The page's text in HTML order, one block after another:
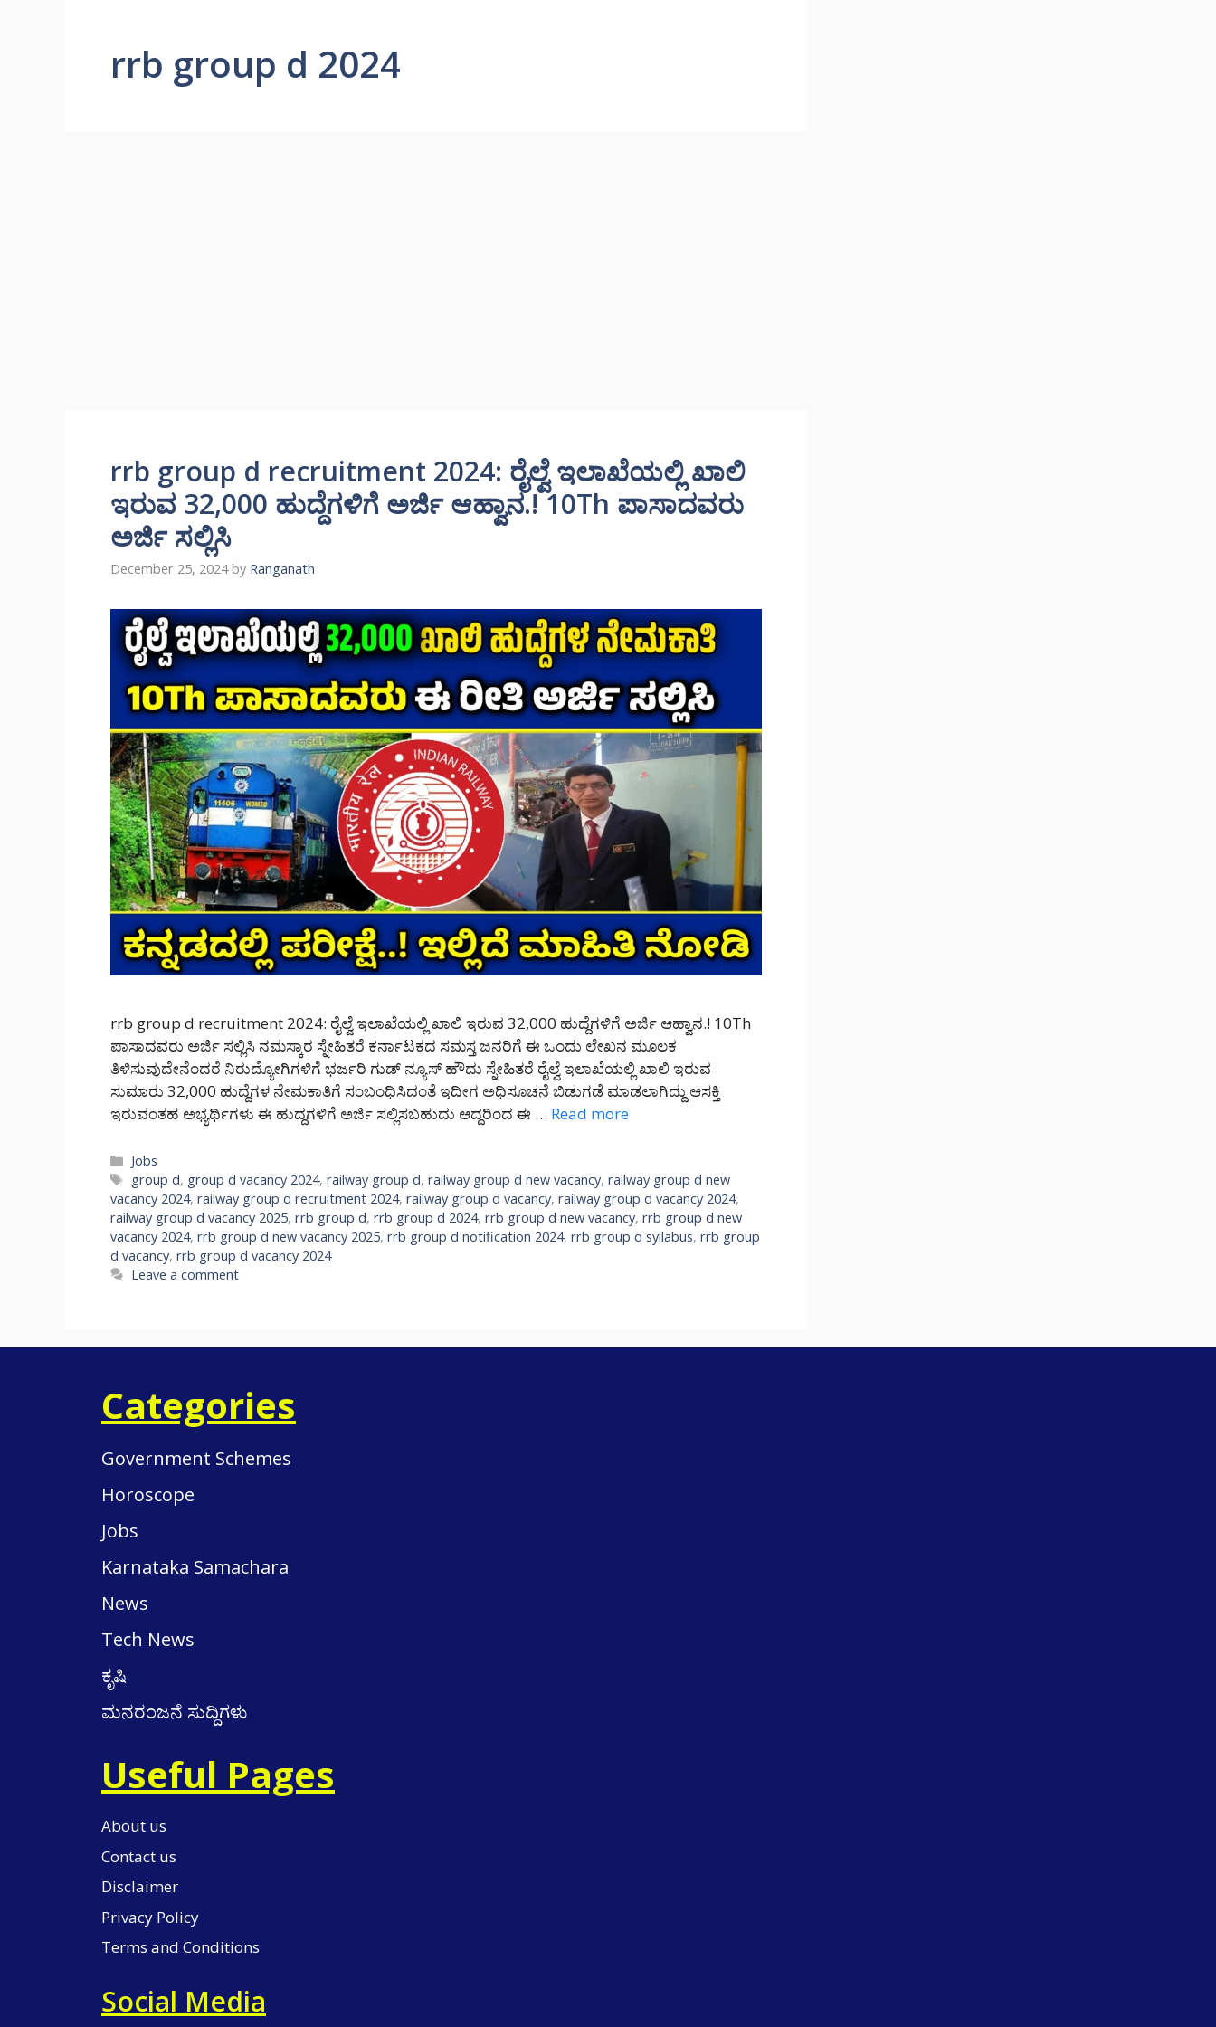
rrb group d 2024
rrb group d recruitment 2024: ರೈಲ್ವೆ ಇಲಾಖೆಯಲ್ಲಿ ಖಾಲಿ
ಇರುವ 32,000 ಹುದ್ದೆಗಳಿಗೆ ಅರ್ಜಿ ಆಹ್ವಾನ.! 10Th ಪಾಸಾದವರು
ಅರ್ಜಿ ಸಲ್ಲಿಸಿ
December 25, 2024 by Ranganath
rrb group d recruitment 2024: ರೈಲ್ವೆ ಇಲಾಖೆಯಲ್ಲಿ ಖಾಲಿ ಇರುವ 32,000 ಹುದ್ದೆಗಳಿಗೆ ಅರ್ಜಿ ಆಹ್ವಾನ.! 10Th
ಪಾಸಾದವರು ಅರ್ಜಿ ಸಲ್ಲಿಸಿ ನಮಸ್ಕಾರ ಸ್ನೇಹಿತರೆ ಕರ್ನಾಟಕದ ಸಮಸ್ತ ಜನರಿಗೆ ಈ ಒಂದು ಲೇಖನ ಮೂಲಕ
ತಿಳಿಸುವುದೇನೆಂದರೆ ನಿರುದ್ಯೋಗಿಗಳಿಗೆ ಭರ್ಜರಿ ಗುಡ್ ನ್ಯೂಸ್ ಹೌದು ಸ್ನೇಹಿತರೆ ರೈಲ್ವೆ ಇಲಾಖೆಯಲ್ಲಿ ಖಾಲಿ ಇರುವ
ಸುಮಾರು 32,000 ಹುದ್ದೆಗಳ ನೇಮಕಾತಿಗೆ ಸಂಬಂಧಿಸಿದಂತೆ ಇದೀಗ ಅಧಿಸೂಚನೆ ಬಿಡುಗಡೆ ಮಾಡಲಾಗಿದ್ದು ಆಸಕ್ತಿ
ಇರುವಂತಹ ಅಭ್ಯರ್ಥಿಗಳು ಈ ಹುದ್ದಗಳಿಗೆ ಅರ್ಜಿ ಸಲ್ಲಿಸಬಹುದು ಆದ್ದರಿಂದ ಈ … Read more
Categories
Jobs
Tags
group d, group d vacancy 2024,railway group d,railway group d new vacancy,railway group d new
vacancy 2024, railway group d recruitment 2024, railway group d vacancy, railway group d vacancy 2024,
railway group d vacancy 2025, rrb group d, rrb group d 2024, rrb group d new vacancy, rrb group d new
vacancy 2024, rrb group d new vacancy 2025, rrb group d notification 2024, rrb group d syllabus, rrb group
d vacancy, rrb group d vacancy 2024
Leave a comment
Categories
Government Schemes
Horoscope
Jobs
Karnataka Samachara
News
Tech News
ಕೃಷಿ
ಮನರಂಜನೆ ಸುದ್ದಿಗಳು
Useful Pages
About us
Contact us
Disclaimer
Privacy Policy
Terms and Conditions
Social Media